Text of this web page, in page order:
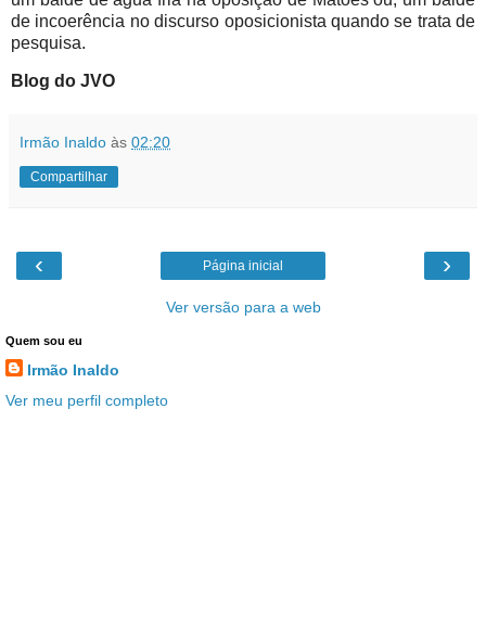
de incoerência no discurso oposicionista quando se trata de
pesquisa.
Blog do JVO
Irmão Inaldo às 02:20
Compartilhar
‹ ›
Página inicial
Ver versão para a web
Quem sou eu
Irmão Inaldo
Ver meu perfil completo